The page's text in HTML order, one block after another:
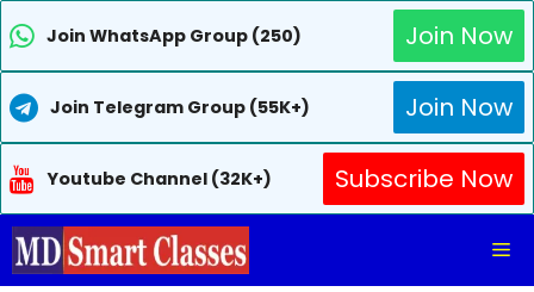
Join WhatsApp Group (250) Join Now
Join Telegram Group (55K+) Join Now
Youtube Channel (32K+)
Subscribe Now
Skip
to